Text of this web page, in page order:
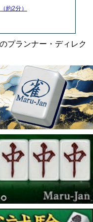
（約2分）
プランナー・ディレク